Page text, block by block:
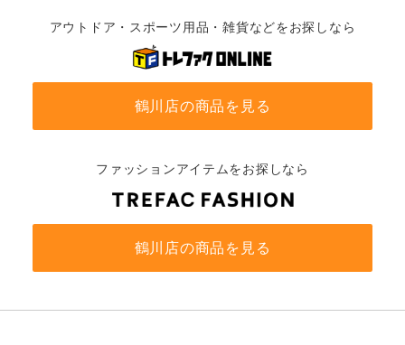
アウトドア・スポーツ用品・雑貨などをお探しなら
鶴川店の商品を見る
ファッションアイテムをお探しなら
鶴川店の商品を見る